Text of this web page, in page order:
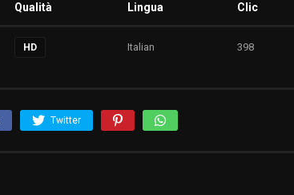
Qualità Lingua Clic
HD Italian 398
Twitter